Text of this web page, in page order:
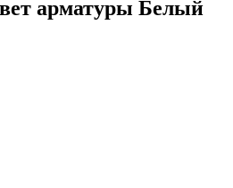
арматуры Белый